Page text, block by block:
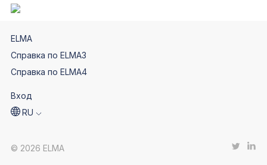
ELMA
Справка по ELMA3
Справка по ELMA4
Вход
RU
© 2026 ELMA